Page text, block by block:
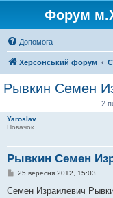
Форум
Допомога
Херсонський форум
Рывкин Семен
2
Yaroslav
Новачок
Рывкин Семен
П
в
25 вересня 2012, 15:03
Семен Израилевич